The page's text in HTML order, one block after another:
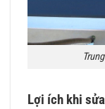
Lợi ích khi